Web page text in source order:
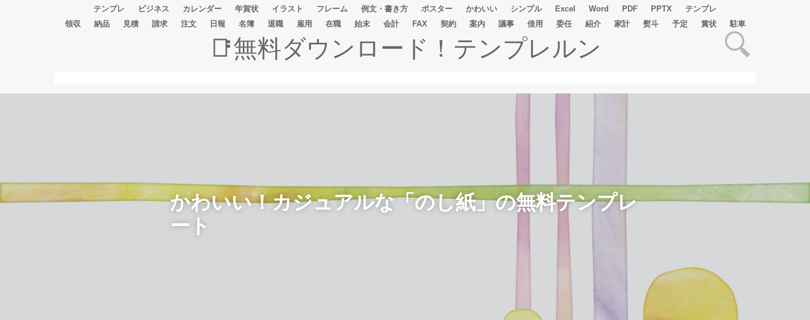
テンプレ ビジネス カレンダー 年賀状 イラスト フレーム 例文・書き方 ポスター かわいい シンプル Excel Word PDF PPTX
テンプレ
領収
納品 見積 請求 注文 日報 名簿 退職 雇用 在職 始末 会計 FAX 契約 案内 議事 借用 委任 紹介 家計 熨斗 予定 賞状 駐車
📑無料ダウンロード！テンプレルン
かわいい！カジュアルな「のし紙」の無料テンプレ
ート